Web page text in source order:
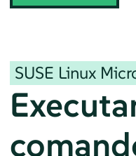
SUSE Linux